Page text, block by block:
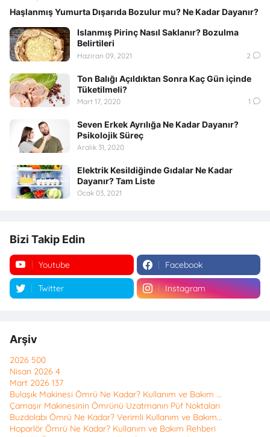
Haşlanmış Yumurta Dışarıda Bozulur mu? Ne Kadar Dayanır?
Islanmış Pirinç Nasıl Saklanır? Bozulma
Belirtileri
Haziran 09, 2021 2
Ton Balığı Açıldıktan Sonra Kaç Gün içinde
Tüketilmeli?
Mart 17, 2020 1
Seven Erkek Ayrılığa Ne Kadar Dayanır?
Psikolojik Süreç
Aralık 31, 2020
Elektrik Kesildiğinde Gıdalar Ne Kadar
Dayanır? Tam Liste
Ocak 03, 2021
Bizi Takip Edin
Youtube Facebook
Twitter Instagram
Arşiv
2026 500
Nisan 2026 4
Mart 2026 137
Bulaşık Makinesi Ömrü Ne Kadar? Kullanım ve Bakım ...
Çamaşır Makinesinin Ömrünü Uzatmanın Püf Noktaları
Buzdolabı Ömrü Ne Kadar? Verimli Kullanım ve Bakım...
Hoparlör Ömrü Ne Kadar? Kullanım ve Bakım Rehberi